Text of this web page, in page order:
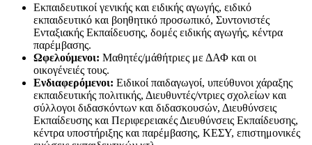
Εκπαιδευτικοί γενικής και ειδικής αγωγής, ειδικό
εκπαιδευτικό και βοηθητικό προσωπικό, Συντονιστές
Ενταξιακής Εκπαίδευσης, δομές ειδικής αγωγής, κέντρα
παρέμβασης.
Ωφελούμενοι: Μαθητές/μάθήτριες με ΔΑΦ και οι
οικογένειές τους.
Ενδιαφερόμενοι: Ειδικοί παιδαγωγοί, υπεύθυνοι χάραξης
εκπαιδευτικής πολιτικής, Διευθυντές/ντριες σχολείων και
σύλλογοι διδασκόντων και διδασκουσών, Διευθύνσεις
Εκπαίδευσης και Περιφερειακές Διευθύνσεις Εκπαίδευσης,
κέντρα υποστήριξης και παρέμβασης, ΚΕΣΥ, επιστημονικές